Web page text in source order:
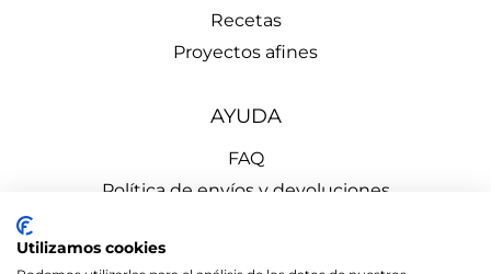
Recetas
Proyectos afines
AYUDA
FAQ
Política de envíos y devoluciones
Política de Privacidad
Utilizamos cookies